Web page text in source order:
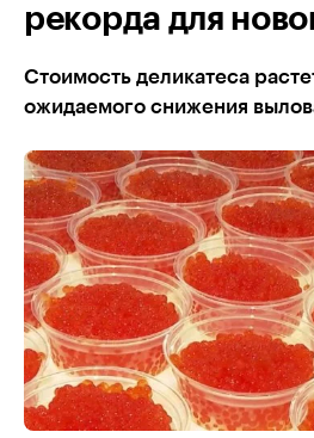
рекорда для
Стоимость деликатеса
ожидаемого снижения